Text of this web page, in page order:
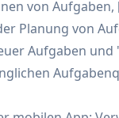
den Team-
und
Produktivität:
Berufstätige
von Aufgaben,
Planung von
Aufgaben und